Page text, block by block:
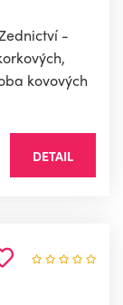
-
kovových
DETAIL